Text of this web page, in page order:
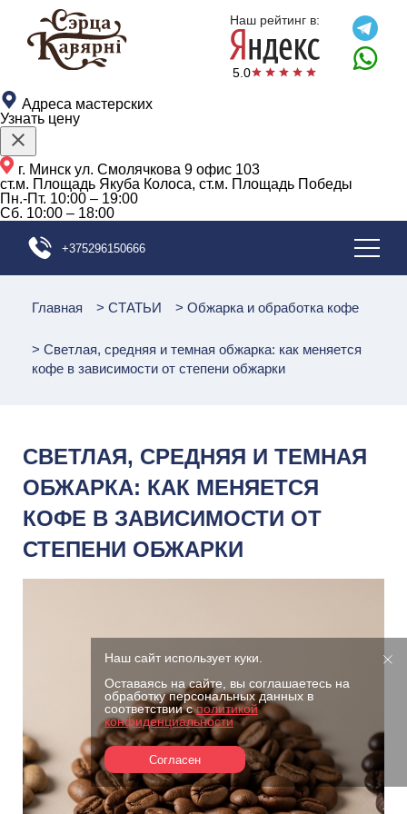
{{schemaOrganization}}
Наш рейтинг в:
5.0
Адреса мастерских
Узнать цену
г. Минск ул. Смолячкова 9 офис 103
ст.м. Площадь Якуба Колоса, ст.м. Площадь Победы
Пн.-Пт. 10:00 – 19:00
Сб. 10:00 – 18:00
+375296150666
Главная > СТАТЬИ > Обжарка и обработка кофе
> Светлая, средняя и темная обжарка: как меняется
кофе в зависимости от степени обжарки
СВЕТЛАЯ, СРЕДНЯЯ И ТЕМНАЯ
ОБЖАРКА: КАК МЕНЯЕТСЯ
КОФЕ В ЗАВИСИМОСТИ ОТ
СТЕПЕНИ ОБЖАРКИ
Наш сайт использует куки.
Оставаясь на сайте, вы соглашаетесь на
обработку персональных данных в
соответствии сполитикой
конфиденциальности
Согласен